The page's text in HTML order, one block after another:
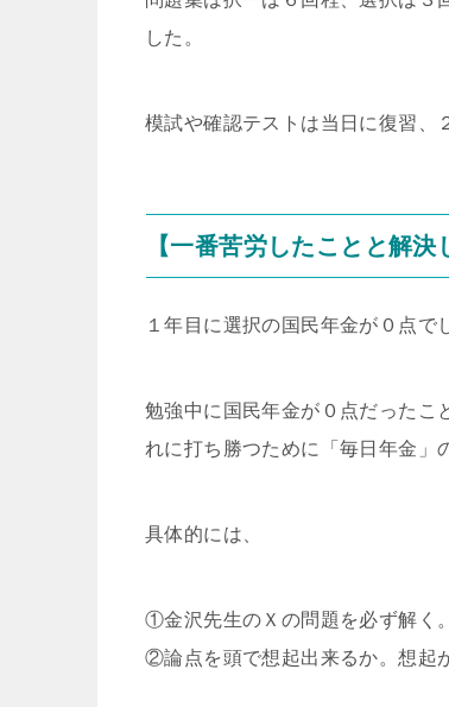
した。
模試や確認テストは当日に復習、
【一番苦労したことと解決
１年目に選択の国民年金が０点で
勉強中に国民年金が０点だったこ
れに打ち勝つために「毎日年金」
具体的には、
①金沢先生のＸの問題を必ず解く
②論点を頭で想起出来るか。想起